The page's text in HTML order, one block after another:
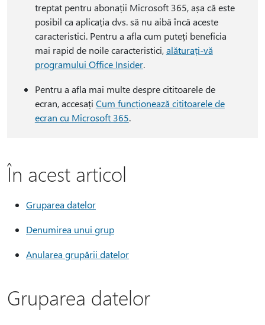
treptat pentru abonații Microsoft 365, așa că este
posibil ca aplicația dvs. să nu aibă încă aceste
caracteristici. Pentru a afla cum puteți beneficia
mai rapid de noile caracteristici,alăturați-vă
programului Office Insider.
Pentru a afla mai multe despre cititoarele de
ecran, accesați Cum funcționează cititoarele de
ecran cu Microsoft 365.
În acest articol
Gruparea datelor
Denumirea unui grup
Anularea grupării datelor
Gruparea datelor